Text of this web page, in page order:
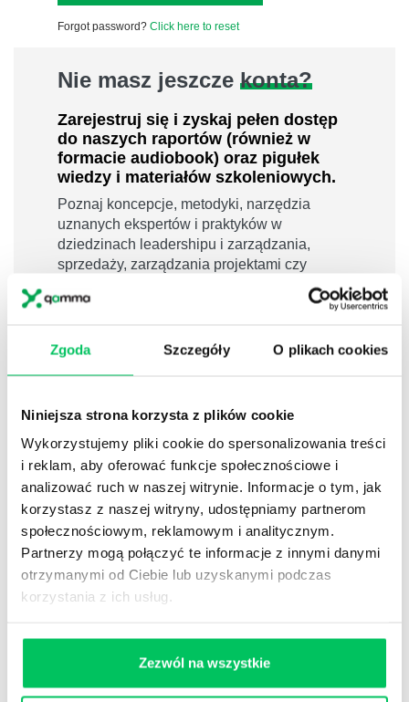
Zgoda Szczegóły O plikach cookies
Niniejsza strona korzysta z plików cookie
Wykorzystujemy pliki cookie do spersonalizowania treści
i reklam, aby oferować funkcje społecznościowe i
analizować ruch w naszej witrynie. Informacje o tym, jak
korzystasz z naszej witryny, udostępniamy partnerom
społecznościowym, reklamowym i analitycznym.
Partnerzy mogą połączyć te informacje z innymi danymi
otrzymanymi od Ciebie lub uzyskanymi podczas
korzystania z ich usług.
Zezwól na wszystkie
Forgot password? Click here to reset
Nie masz jeszcze konta?
Zarejestruj się i zyskaj pełen dostęp
do naszych raportów (również w
formacie audiobook) oraz pigułek
wiedzy i materiałów szkoleniowych.
Poznaj koncepcje, metodyki, narzędzia
uznanych ekspertów i praktyków w
dziedzinach leadershipu i zarządzania,
sprzedaży, zarządzania projektami czy
Nowy użytkownik?
Zarejestruj się
Zobacz co znajdzieszw
wikiGamma+